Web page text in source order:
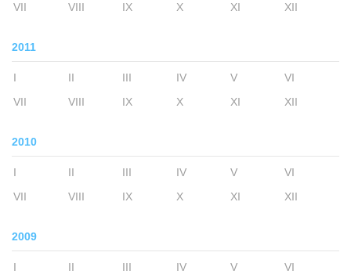
VII
VIII IX X XI XII
2011
I II III IV V
VI
VII
VIII IX X XI XII
2010
I II III IV V
VI
VII
VIII IX X XI XII
2009
I II III IV V
VI